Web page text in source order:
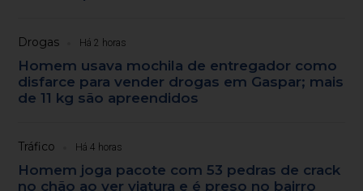
Drogas Há 2 horas
Homem usava mochila de entregador como
disfarce para vender drogas em Gaspar; mais
de 11 kg são apreendidos
Tráfico Há 4 horas
Homem joga pacote com 53 pedras de crack
no chão ao ver viatura e é preso no bairro